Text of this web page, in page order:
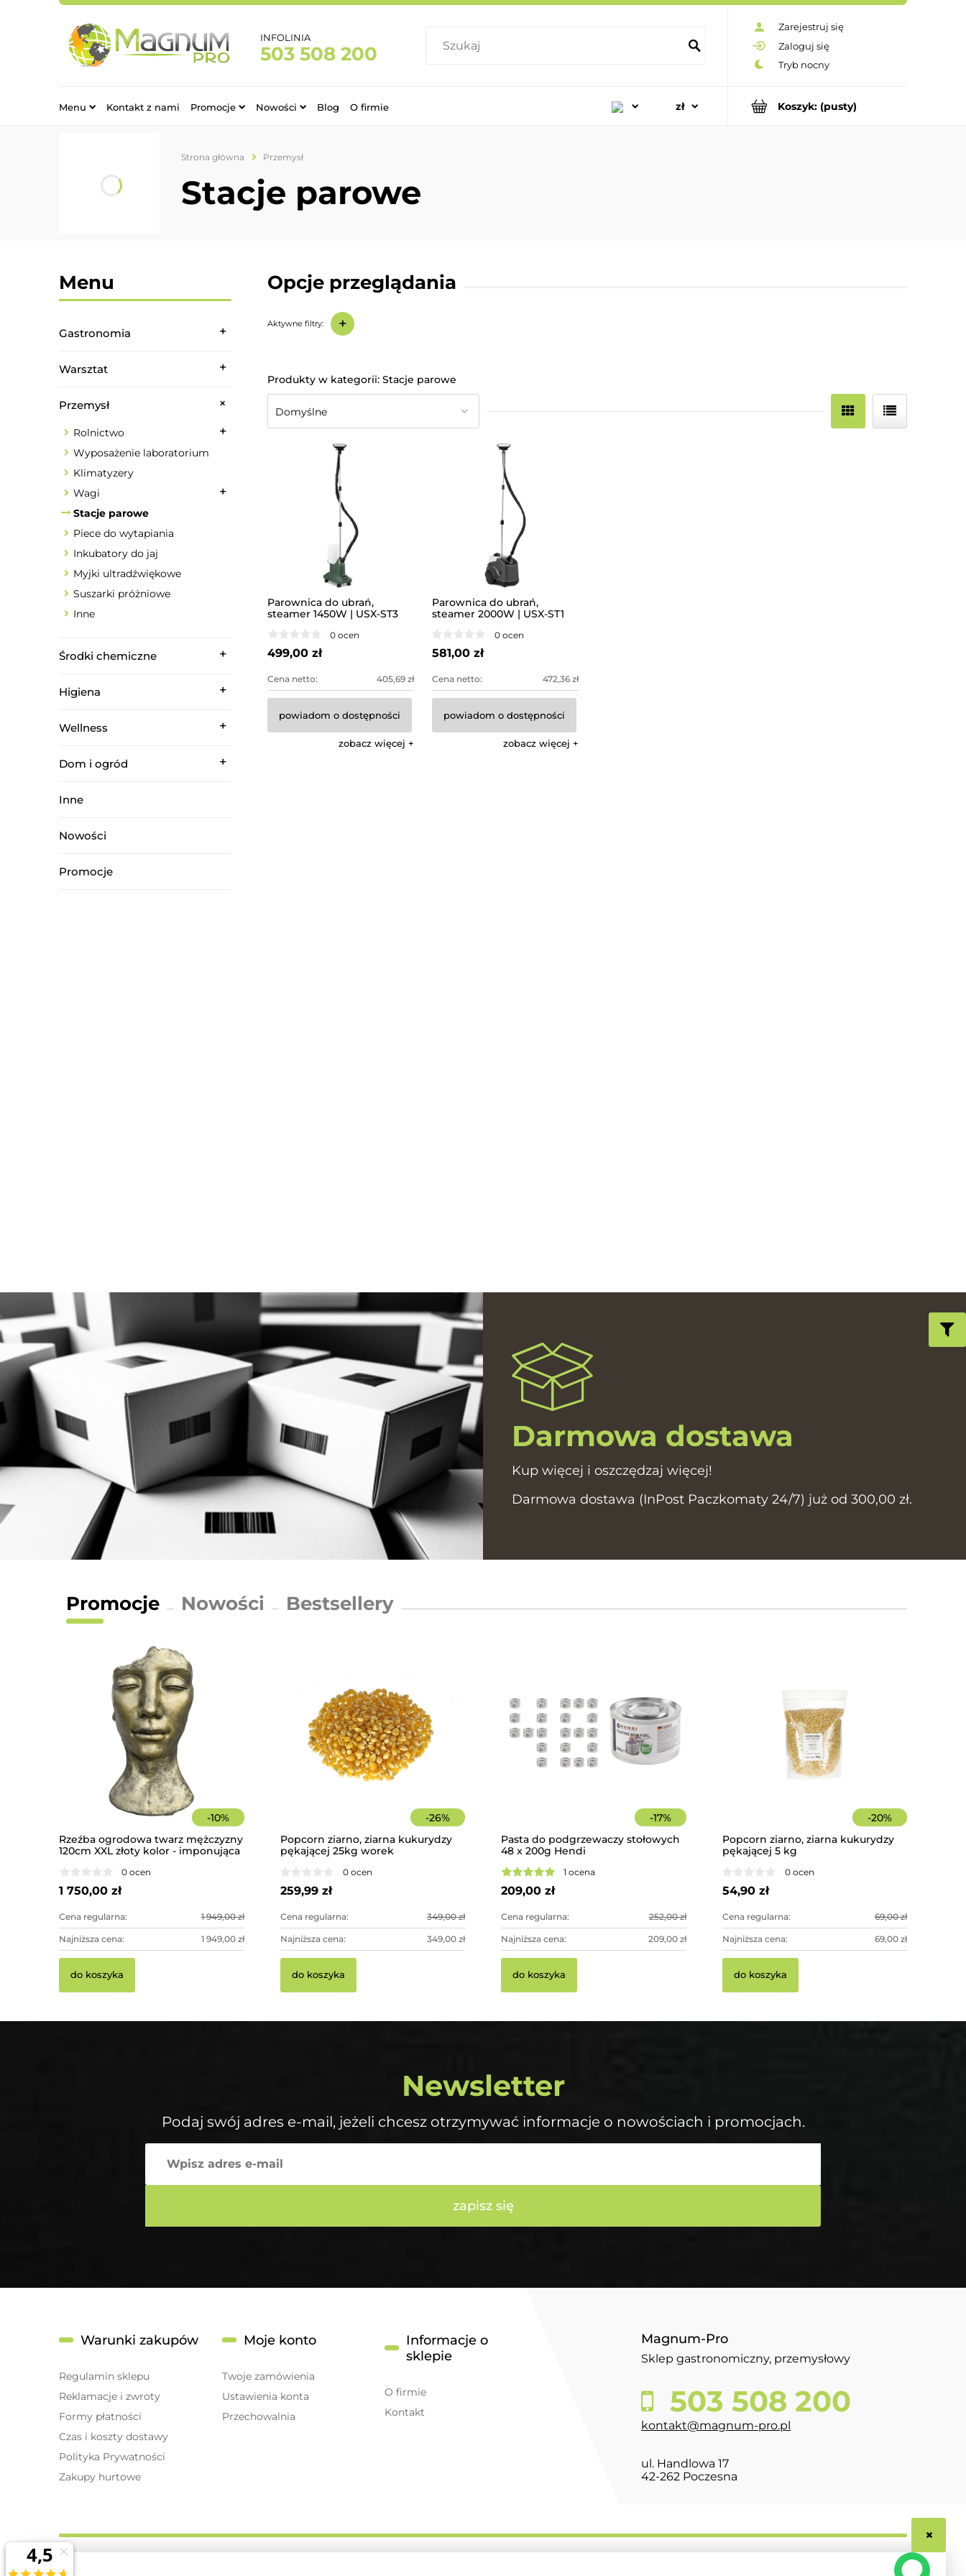
Zarejestruj się
Zaloguj się
INFOLINIA
503 508 200
Koszyk: (pusty)
Menu Kontakt z nami Promocje Nowości Blog O firmie
Strona główna Przemysł
Stacje parowe
Menu
Gastronomia
Warsztat
Przemysł
Rolnictwo
Wyposażenie laboratorium
Klimatyzery
Wagi
Stacje parowe
Piece do wytapiania
Inkubatory do jaj
Myjki ultradźwiękowe
Suszarki próżniowe
Inne
Środki chemiczne
Higiena
Wellness
Dom i ogród
Inne
Nowości
Promocje
Opcje przeglądania
Aktywne filtry: +
Stacje parowe
Parownica do ubrań,
steamer 1450W | USX-ST3
0 ocen
499,00 zł
Cena netto: 405,69 zł
powiadom o dostępności
zobacz więcej
Parownica do ubrań,
steamer 2000W | USX-ST1
0 ocen
581,00 zł
Cena netto: 472,36 zł
powiadom o dostępności
zobacz więcej
Darmowa dostawa
Kup więcej i oszczędzaj więcej!
Darmowa dostawa (InPost Paczkomaty 24/7) już od 300,00 zł.
Promocje Nowości Bestsellery
-10%
Rzeźba ogrodowa twarz mężczyzny
120cm XXL złoty kolor - imponująca
0 ocen
1 750,00 zł
Cena regularna: 1 949,00 zł
Najniższa cena: 1 949,00 zł
do koszyka
-26%
Popcorn ziarno, ziarna kukurydzy
pękającej 25kg worek
0 ocen
259,99 zł
Cena regularna: 349,00 zł
Najniższa cena: 349,00 zł
do koszyka
-17%
Pasta do podgrzewaczy stołowych
48 x 200g Hendi
1 ocena
209,00 zł
Cena regularna: 252,00 zł
Najniższa cena: 209,00 zł
do koszyka
-20%
Popcorn ziarno, ziarna kukurydzy
pękającej 5 kg
0 ocen
54,90 zł
Cena regularna: 69,00 zł
Najniższa cena: 69,00 zł
do koszyka
Newsletter
Podaj swój adres e-mail, jeżeli chcesz otrzymywać informacje o nowościach i promocjach.
zapisz się
Magnum-Pro
Sklep gastronomiczny, przemysłowy
503 508 200
kontakt@magnum-pro.pl
ul. Handlowa 17
42-262 Poczesna
Warunki zakupów
Regulamin sklepu
Reklamacje i zwroty
Formy płatności
Czas i koszty dostawy
Polityka Prywatności
Zakupy hurtowe
Moje konto
Twoje zamówienia
Ustawienia konta
Przechowalnia
Informacje o
sklepie
O firmie
Kontakt
© 2026 magnum-pro.pl. Wszelkie prawa zastrzeżone.